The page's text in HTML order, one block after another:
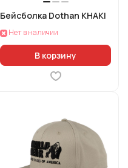
Бейсболка Dothan KHAKI
Нет в наличии
В корзину